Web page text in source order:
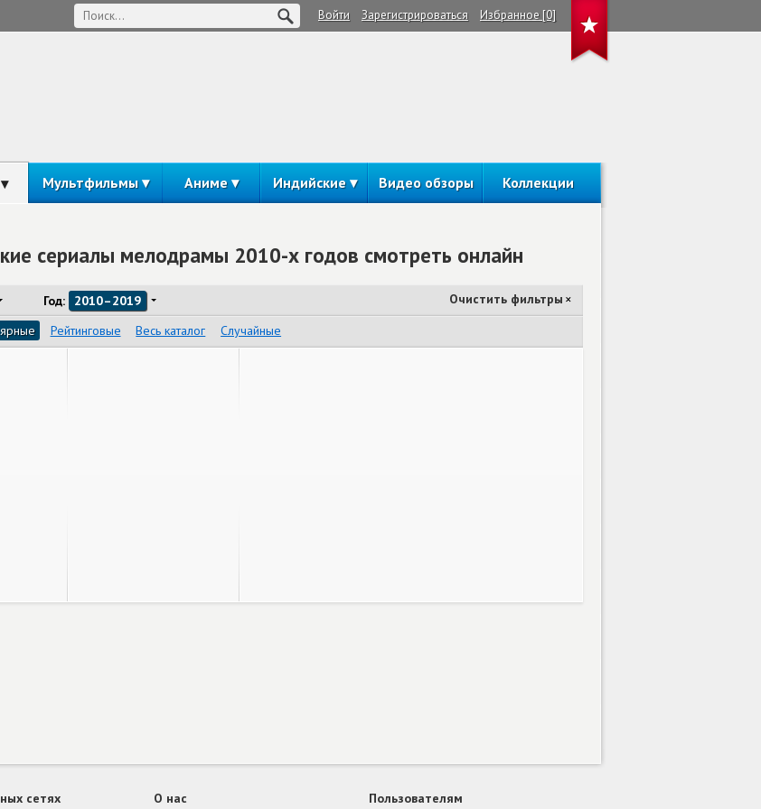
Войти Зарегистрироваться Избранное [0]
Мультфильмы Аниме Индийские Видео обзоры Коллекции
сериалы мелодрамы 2010-х годов смотреть онлайн
Год: 2010–2019 Очистить фильтры ×
Рейтинговые Весь каталог Случайные
сетях О нас Пользователям